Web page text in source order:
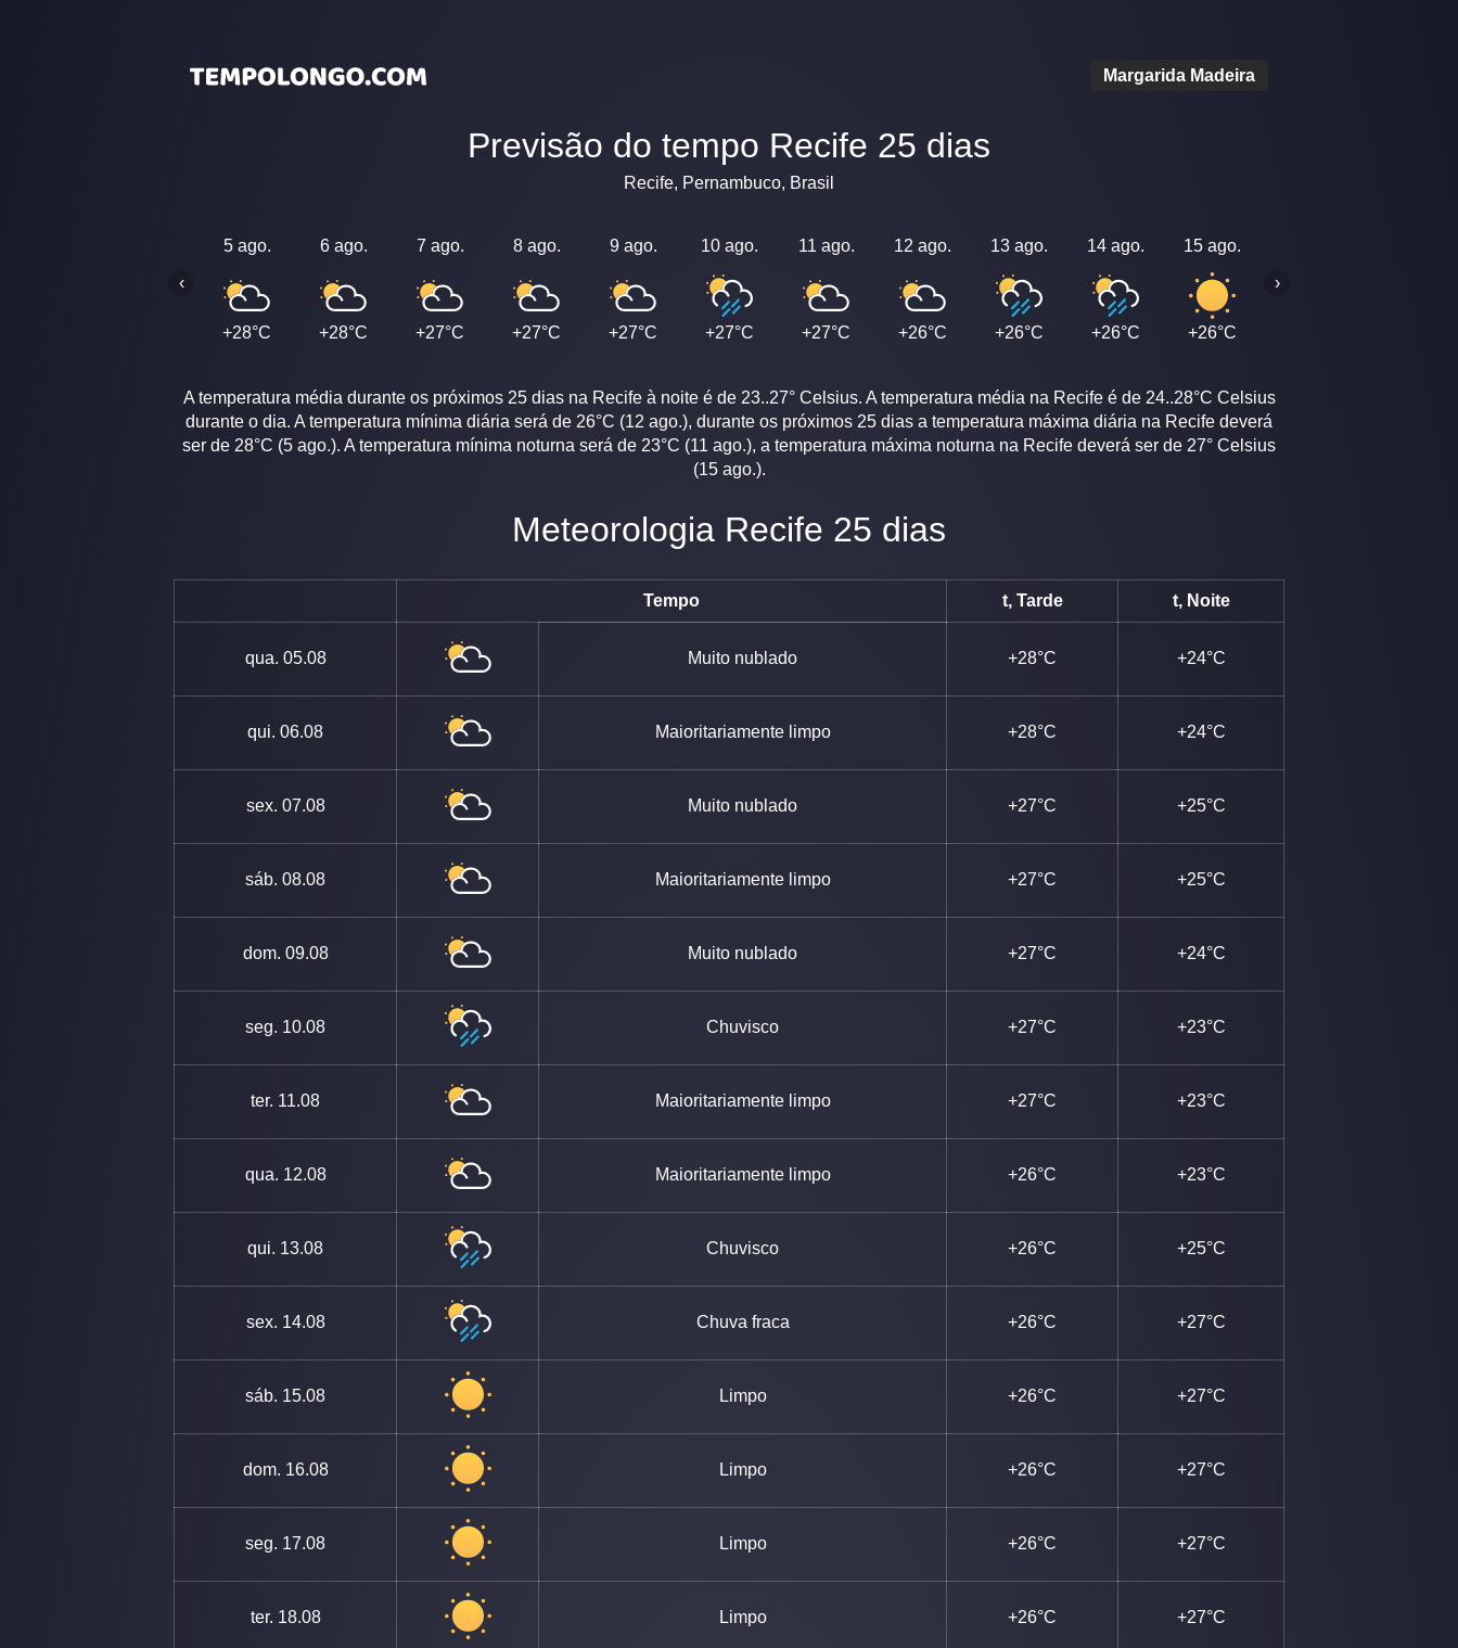
Margarida Madeira
Previsão do tempo Recife 25 dias
Recife, Pernambuco, Brasil
5 ago.
+28°C
6 ago.
+28°C
7 ago.
+27°C
8 ago.
+27°C
9 ago.
+27°C
10 ago.
+27°C
11 ago.
+27°C
12 ago.
+26°C
13 ago.
+26°C
14 ago.
+26°C
15 ago.
+26°C
‹ ›
A temperatura média durante os próximos 25 dias na Recife à noite é de 23..27° Celsius. A temperatura média na Recife é de 24..28°C Celsius
durante o dia. A temperatura mínima diária será de 26°C (12 ago.), durante os próximos 25 dias a temperatura máxima diária na Recife deverá
ser de 28°C (5 ago.). A temperatura mínima noturna será de 23°C (11 ago.), a temperatura máxima noturna na Recife deverá ser de 27° Celsius
(15 ago.).
Meteorologia Recife 25 dias
Tempo t, Tarde t, Noite
qua. 05.08 Muito nublado +28°C +24°C
qui. 06.08 Maioritariamente limpo +28°C +24°C
sex. 07.08 Muito nublado +27°C +25°C
sáb. 08.08 Maioritariamente limpo +27°C +25°C
dom. 09.08 Muito nublado +27°C +24°C
seg. 10.08 Chuvisco +27°C +23°C
ter. 11.08 Maioritariamente limpo +27°C +23°C
qua. 12.08 Maioritariamente limpo +26°C +23°C
qui. 13.08 Chuvisco +26°C +25°C
sex. 14.08 Chuva fraca +26°C +27°C
sáb. 15.08 Limpo +26°C +27°C
dom. 16.08 Limpo +26°C +27°C
seg. 17.08 Limpo +26°C +27°C
ter. 18.08 Limpo +26°C +27°C